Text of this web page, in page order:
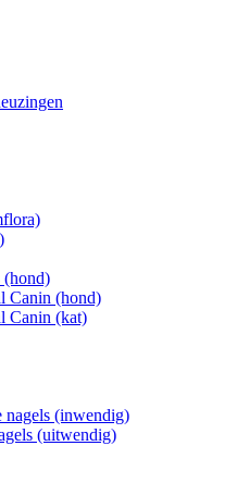
Canin (hond)
Canin (kat)
(inwendig)
(uitwendig)